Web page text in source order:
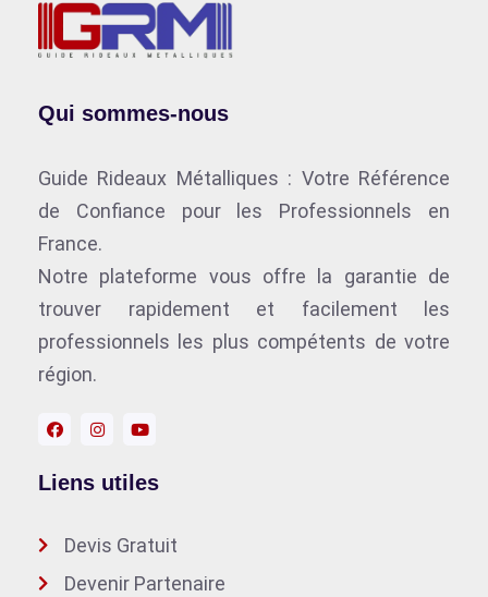
Qui sommes-nous
Guide Rideaux Métalliques : Votre Référence
de Confiance pour les Professionnels en
France.
Notre plateforme vous offre la garantie de
trouver rapidement et facilement les
professionnels les plus compétents de votre
région.
Liens utiles
Devis Gratuit
Devenir Partenaire